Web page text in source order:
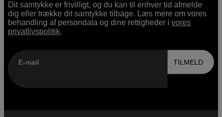
Dit samtykke er frivilligt, og du kan til enhver tid afmelde
dig eller trække dit samtykke tilbage. Læs mere om vores
behandling af persondata og dine rettigheder ivores
privatlivspolitik.
E-mail TILMELD